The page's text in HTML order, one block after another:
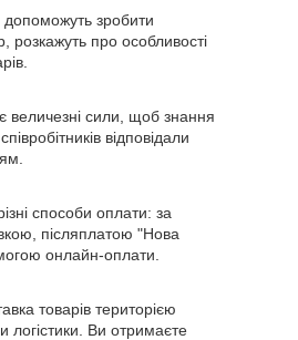
зробити
розкажуть про особливості
величезні сили, щоб знання
відповідали
способи оплати: за
післяплатою "Нова
онлайн-оплати.
товарів територією
логістики. Ви отримаєте